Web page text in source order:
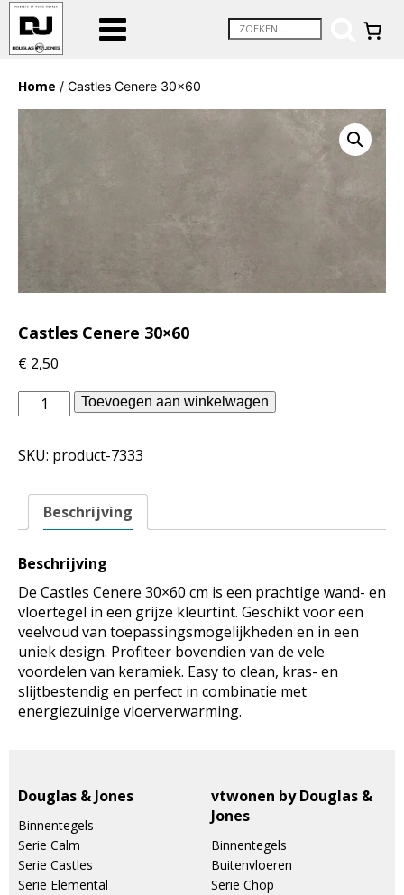
Home / Castles Cenere 30×60
Castles Cenere 30×60
€ 2,50
Douglas
Jones
-
Cenere
30x60
Toevoegen aan winkelwagen
SKU: product-7333
Beschrijving
Beschrijving
De Castles Cenere 30×60 cm is een prachtige wand- en
vloertegel in een grijze kleurtint. Geschikt voor een
veelvoud van toepassingsmogelijkheden en in een
uniek design. Profiteer bovendien van de vele
voordelen van keramiek. Easy to clean, kras- en
slijtbestendig en perfect in combinatie met
energiezuinige vloerverwarming.
Douglas & Jones
Binnentegels
Serie Calm
Serie Castles
Serie Elemental
vtwonen by Douglas &
Jones
Binnentegels
Buitenvloeren
Serie Chop